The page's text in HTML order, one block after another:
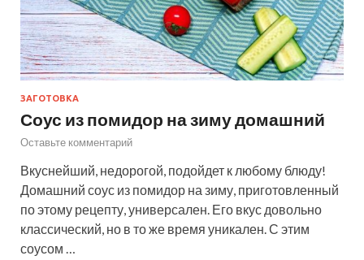
ЗАГОТОВКА
Соус из помидор на зиму домашний
Оставьте комментарий
Вкуснейший, недорогой, подойдет к любому блюду!
Домашний соус из помидор на зиму, приготовленный
по этому рецепту, универсален. Его вкус довольно
классический, но в то же время уникален. С этим
соусом …